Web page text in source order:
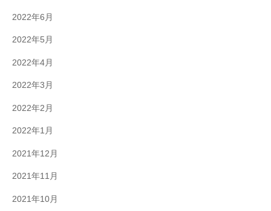
2022年6月
2022年5月
2022年4月
2022年3月
2022年2月
2022年1月
2021年12月
2021年11月
2021年10月